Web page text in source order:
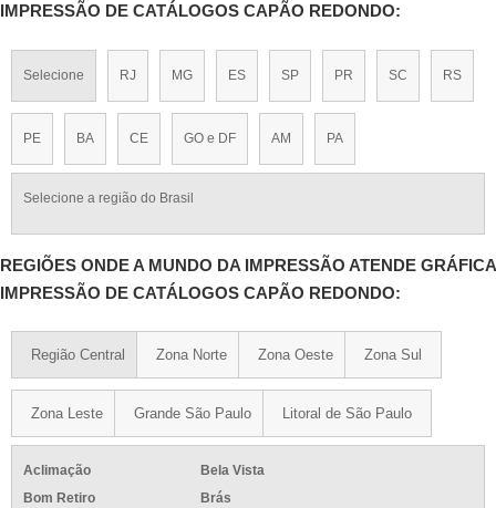
IMPRESSÃO DE CATÁLOGOS CAPÃO REDONDO:
Selecione RJ MG ES SP PR SC RS
PE BA CE GO e DF AM PA
Selecione a região do Brasil
REGIÕES ONDE A MUNDO DA IMPRESSÃO ATENDE GRÁFICA
IMPRESSÃO DE CATÁLOGOS CAPÃO REDONDO:
Região Central Zona Norte Zona Oeste Zona Sul
Zona Leste Grande São Paulo Litoral de São Paulo
Aclimação
Bela Vista
Bom Retiro
Brás